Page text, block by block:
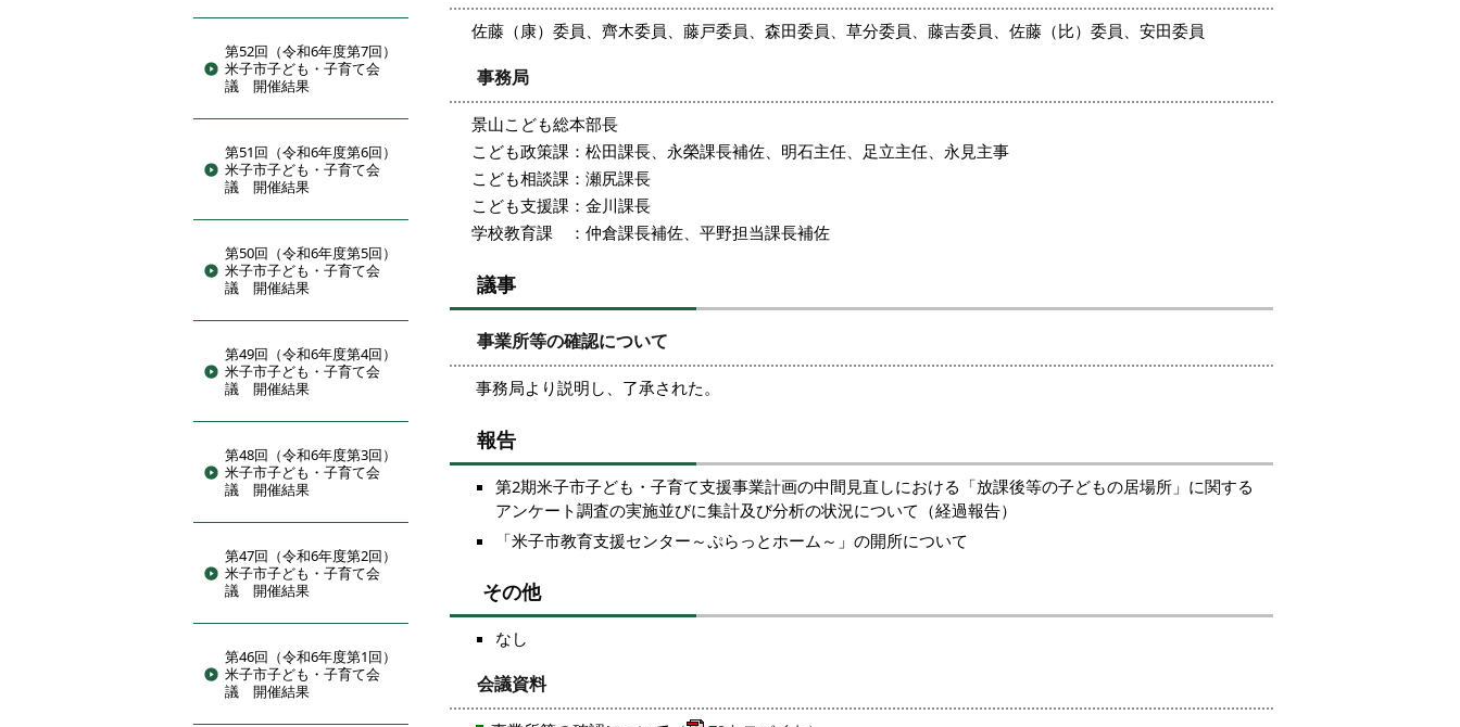
第52回（令和6年度第7回）
米子市子ども・子育て会
議 開催結果
第51回（令和6年度第6回）
米子市子ども・子育て会
議 開催結果
第50回（令和6年度第5回）
米子市子ども・子育て会
議 開催結果
第49回（令和6年度第4回）
米子市子ども・子育て会
議 開催結果
第48回（令和6年度第3回）
米子市子ども・子育て会
議 開催結果
第47回（令和6年度第2回）
米子市子ども・子育て会
議 開催結果
第46回（令和6年度第1回）
米子市子ども・子育て会
議 開催結果
佐藤（康）委員、齊木委員、藤戸委員、森田委員、草分委員、藤吉委員、佐藤（比）委員、安田委員
事務局
景山こども総本部長
こども政策課：松田課長、永榮課長補佐、明石主任、足立主任、永見主事
こども相談課：瀬尻課長
こども支援課：金川課長
学校教育課 ：仲倉課長補佐、平野担当課長補佐
議事
事業所等の確認について
事務局より説明し、了承された。
報告
第2期米子市子ども・子育て支援事業計画の中間見直しにおける「放課後等の子どもの居場所」に関する
アンケート調査の実施並びに集計及び分析の状況について（経過報告）
「米子市教育支援センター～ぷらっとホーム～」の開所について
その他
なし
会議資料